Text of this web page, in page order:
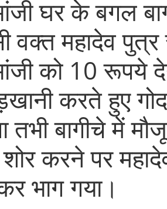
घर के बगल
वक्त महादेव
को 10 रूपये
करते हुए
तभी बागीचे में
करने पर
भाग गया।